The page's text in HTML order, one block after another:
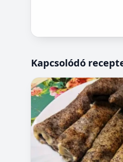
Kapcsolódó